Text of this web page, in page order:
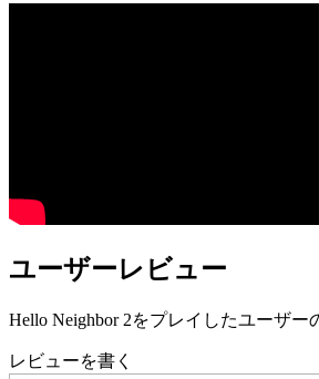
ユーザーレビュー
Hello Neighbor 2をプレイしたユーザー
レビューを書く